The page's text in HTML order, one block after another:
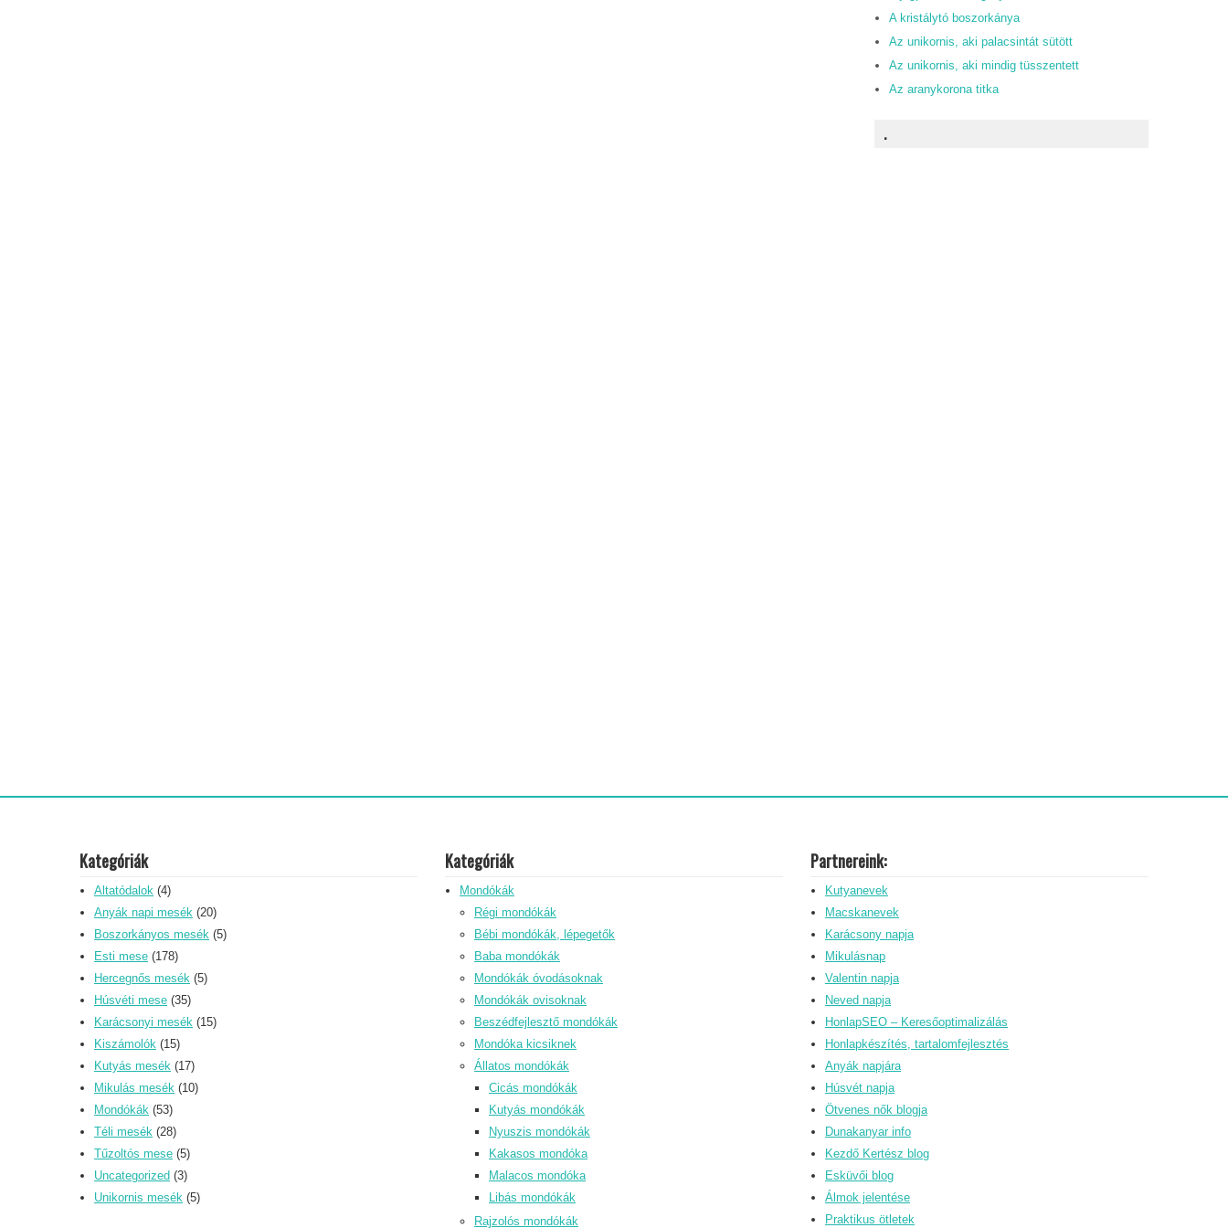
A kristálytó boszorkánya
Az unikornis, aki palacsintát sütött
Az unikornis, aki mindig tüsszentett
Az aranykorona titka
.
Kategóriák
Altatódalok (4)
Anyák napi mesék (20)
Boszorkányos mesék (5)
Esti mese (178)
Hercegnős mesék (5)
Húsvéti mese (35)
Karácsonyi mesék (15)
Kiszámolók (15)
Kutyás mesék (17)
Mikulás mesék (10)
Mondókák (53)
Téli mesék (28)
Tűzoltós mese (5)
Uncategorized (3)
Unikornis mesék (5)
Kategóriák
Mondókák
Régi mondókák
Bébi mondókák, lépegetők
Baba mondókák
Mondókák óvodásoknak
Mondókák ovisoknak
Beszédfejlesztő mondókák
Mondóka kicsiknek
Állatos mondókák
Cicás mondókák
Kutyás mondókák
Nyuszis mondókák
Kakasos mondóka
Malacos mondóka
Libás mondókák
Rajzolós mondókák
Partnereink:
Kutyanevek
Macskanevek
Karácsony napja
Mikulásnap
Valentin napja
Neved napja
HonlapSEO – Keresőoptimalizálás
Honlapkészítés, tartalomfejlesztés
Anyák napjára
Húsvét napja
Ötvenes nők blogja
Dunakanyar info
Kezdő Kertész blog
Esküvői blog
Álmok jelentése
Praktikus ötletek